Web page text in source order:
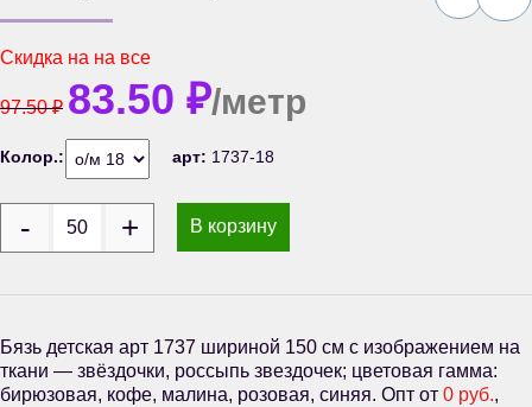
Скидка на на все
97.50₽ 83.50 ₽/метр
Колор.: арт: 1737-18
В корзину
Бязь детская арт 1737 шириной 150 см с изображением на
ткани — звёздочки, россыпь звездочек; цветовая гамма:
бирюзовая, кофе, малина, розовая, синяя. Опт от 0 руб.,